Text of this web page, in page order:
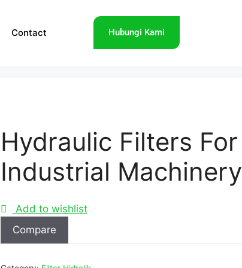
Contact Hubungi Kami
Hydraulic Filters For
Industrial Machinery
Add to wishlist
Compare